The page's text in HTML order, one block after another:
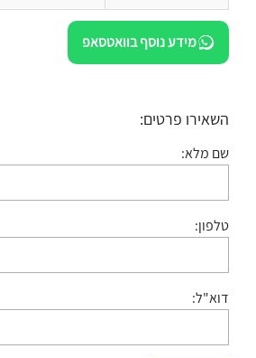
מידע נוסף בוואטסאפ
השאירו פרטים:
שם מלא:
טלפון:
דוא"ל: